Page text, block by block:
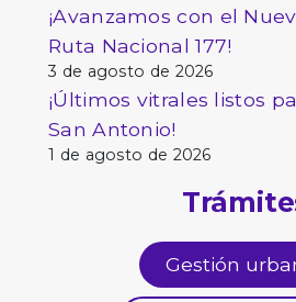
¡Avanzamos con el
Ruta Nacional 177!
3 de agosto de 2026
¡Últimos vitrales listos
San Antonio!
1 de agosto de 2026
Gestión